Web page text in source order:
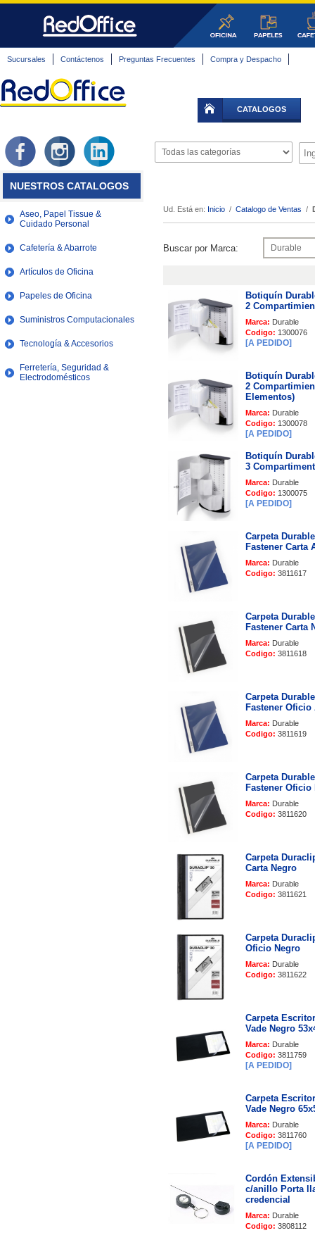
Sucursales Contáctenos Preguntas Frecuentes Compra y Despacho
CATALOGOS
NUESTROS CATALOGOS
Aseo, Papel Tissue &
Cuidado Personal
Cafetería & Abarrote
Artículos de Oficina
Papeles de Oficina
Suministros Computacionales
Tecnología & Accesorios
Ferretería, Seguridad &
Electrodomésticos
Ud. Está en: Inicio / Catalogo de Ventas /
Buscar por Marca:
Botiquín
2
Marca: Durable
Codigo: 1300076
[A PEDIDO]
Botiquín
2
Elementos)
Marca: Durable
Codigo: 1300078
[A PEDIDO]
Botiquín
3
Marca: Durable
Codigo: 1300075
[A PEDIDO]
Carpeta
Fastener Carta
Marca: Durable
Codigo: 3811617
Carpeta
Fastener Carta
Marca: Durable
Codigo: 3811618
Carpeta
Fastener Oficio
Marca: Durable
Codigo: 3811619
Carpeta
Fastener Oficio
Marca: Durable
Codigo: 3811620
Carpeta
Carta Negro
Marca: Durable
Codigo: 3811621
Carpeta
Oficio Negro
Marca: Durable
Codigo: 3811622
Carpeta
Vade Negro
Marca: Durable
Codigo: 3811759
[A PEDIDO]
Carpeta
Vade Negro
Marca: Durable
Codigo: 3811760
[A PEDIDO]
Cordón
c/anillo Porta
credencial
Marca: Durable
Codigo: 3808112